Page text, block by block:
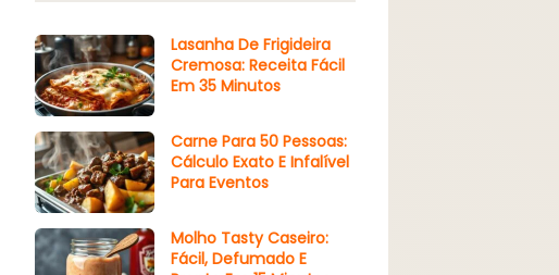
Lasanha De Frigideira
Cremosa: Receita Fácil
Em 35 Minutos
Carne Para 50 Pessoas:
Cálculo Exato E Infalível
Para Eventos
Molho Tasty Caseiro:
Fácil, Defumado E